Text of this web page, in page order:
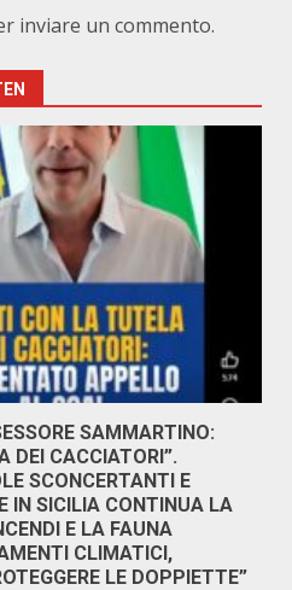
inviare un commento.
SAMMARTINO:
DEI CACCIATORI”.
SCONCERTANTI E
IN SICILIA CONTINUA LA
E LA FAUNA
CLIMATICI,
LE DOPPIETTE”